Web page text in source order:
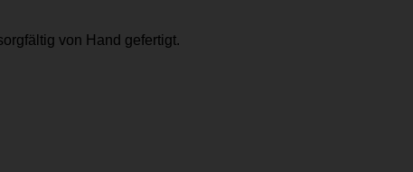
von Hand gefertigt.